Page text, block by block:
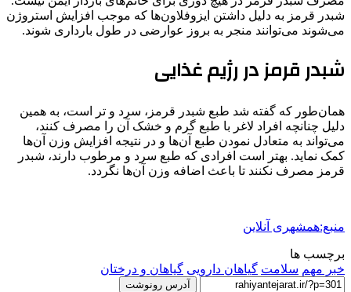
شبدر قرمز به دلیل داشتن ایزوفلاون‌ها که موجب افزایش استروژن
می‌شوند می‌توانند منجر به بروز عوارضی در طول بارداری شوند.
شبدر قرمز در رژیم غذایی
همان‌طور که گفته شد طبع شبدر قرمز، سرد و تر است، به همین
دلیل چنانچه افراد لاغر با طبع گرم و خشک آن را مصرف کنند،
می‌تواند به متعادل نمودن طبع آن‌ها و در نتیجه افزایش وزن آن‌ها
کمک نماید. بهتر است افرادی که طبع سرد و مرطوب دارند، شبدر
قرمز مصرف نکنند تا باعث اضافه وزن آن‌ها نگردد.
منبع:همشهری آنلاین
برچسب ها
خبر مهم سلامت گیاهان دارویی گیاهان و درختان
آدرس رونوشت